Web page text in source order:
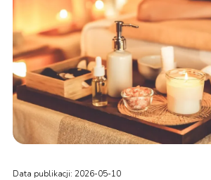
Data publikacji: 2026-05-10